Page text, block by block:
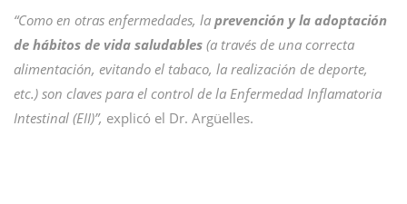
“Como en otras enfermedades, la prevención y la adoptación
de hábitos de vida saludables (a través de una correcta
alimentación, evitando el tabaco, la realización de deporte,
etc.) son claves para el control de la Enfermedad Inflamatoria
Intestinal (EII)”, explicó el Dr. Argüelles.